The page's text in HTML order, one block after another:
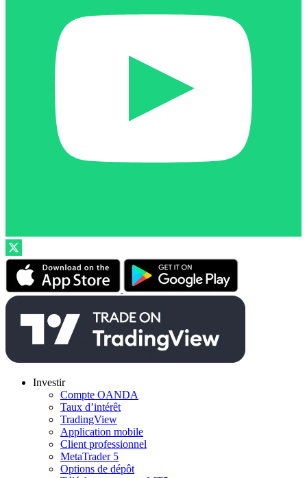
Investir
Compte OANDA
Taux d’intérêt
TradingView
Application mobile
Client professionnel
MetaTrader 5
Options de dépôt